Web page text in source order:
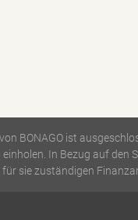
BONAGO ist
In Bezug auf den
sie zuständigen